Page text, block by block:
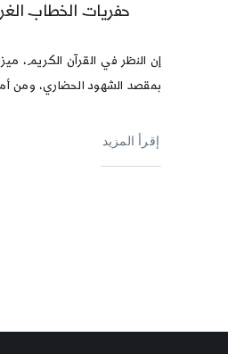
حفريات الخطاب
إن النظر في القرآن الكريم،
بمقصد الشهود الحضاري، ومن
إقرأ المزيد